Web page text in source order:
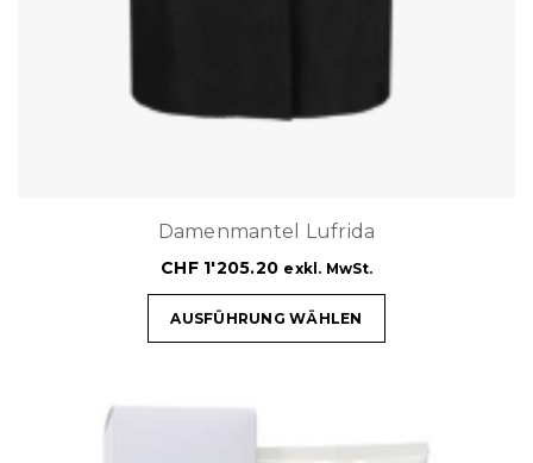
Damenmantel Lufrida
CHF1'205.20 exkl. MwSt.
AUSFÜHRUNG WÄHLEN